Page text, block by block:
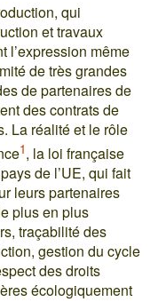
qui
et travaux
l’expression même
de très grandes
de partenaires de
des contrats de
La réalité et le rôle
1, la loi française
de l’UE, qui fait
leurs partenaires
plus en plus
traçabilité des
gestion du cycle
des droits
écologiquement